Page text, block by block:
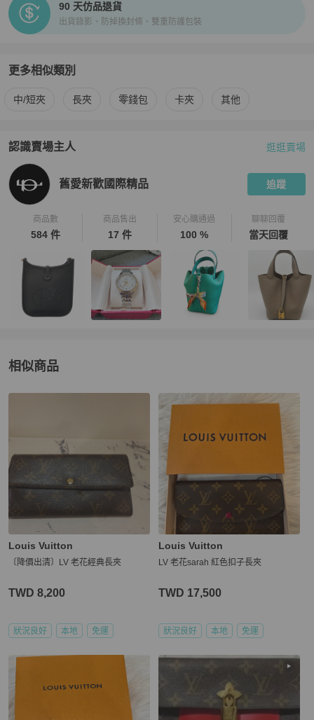
90 天仿品退貨
出貨錄影、防掉換封條、雙重防護包裝
更多相似類別
更多Louis Vuitton女士錢包 / 小皮件 相似商品推薦
中/短夾 長夾 零錢包 卡夾 其他
認識賣場主人
PopChill 拍拍圈嚴選賣家
逛逛賣場
舊愛新歡國際精品 追蹤
商品數
584 件
商品售出
17 件
安心購通過
100 %
聊聊回覆
當天回覆
相似商品
更多相似Louis Vuitton女士錢包 / 小皮件推薦精品
Louis Vuitton
〔降價出清〕LV 老花經典長夾
TWD 8,200
狀況良好 本地 免運
Louis Vuitton
LV 老花sarah 紅色扣子長夾
TWD 17,500
狀況良好 本地 免運